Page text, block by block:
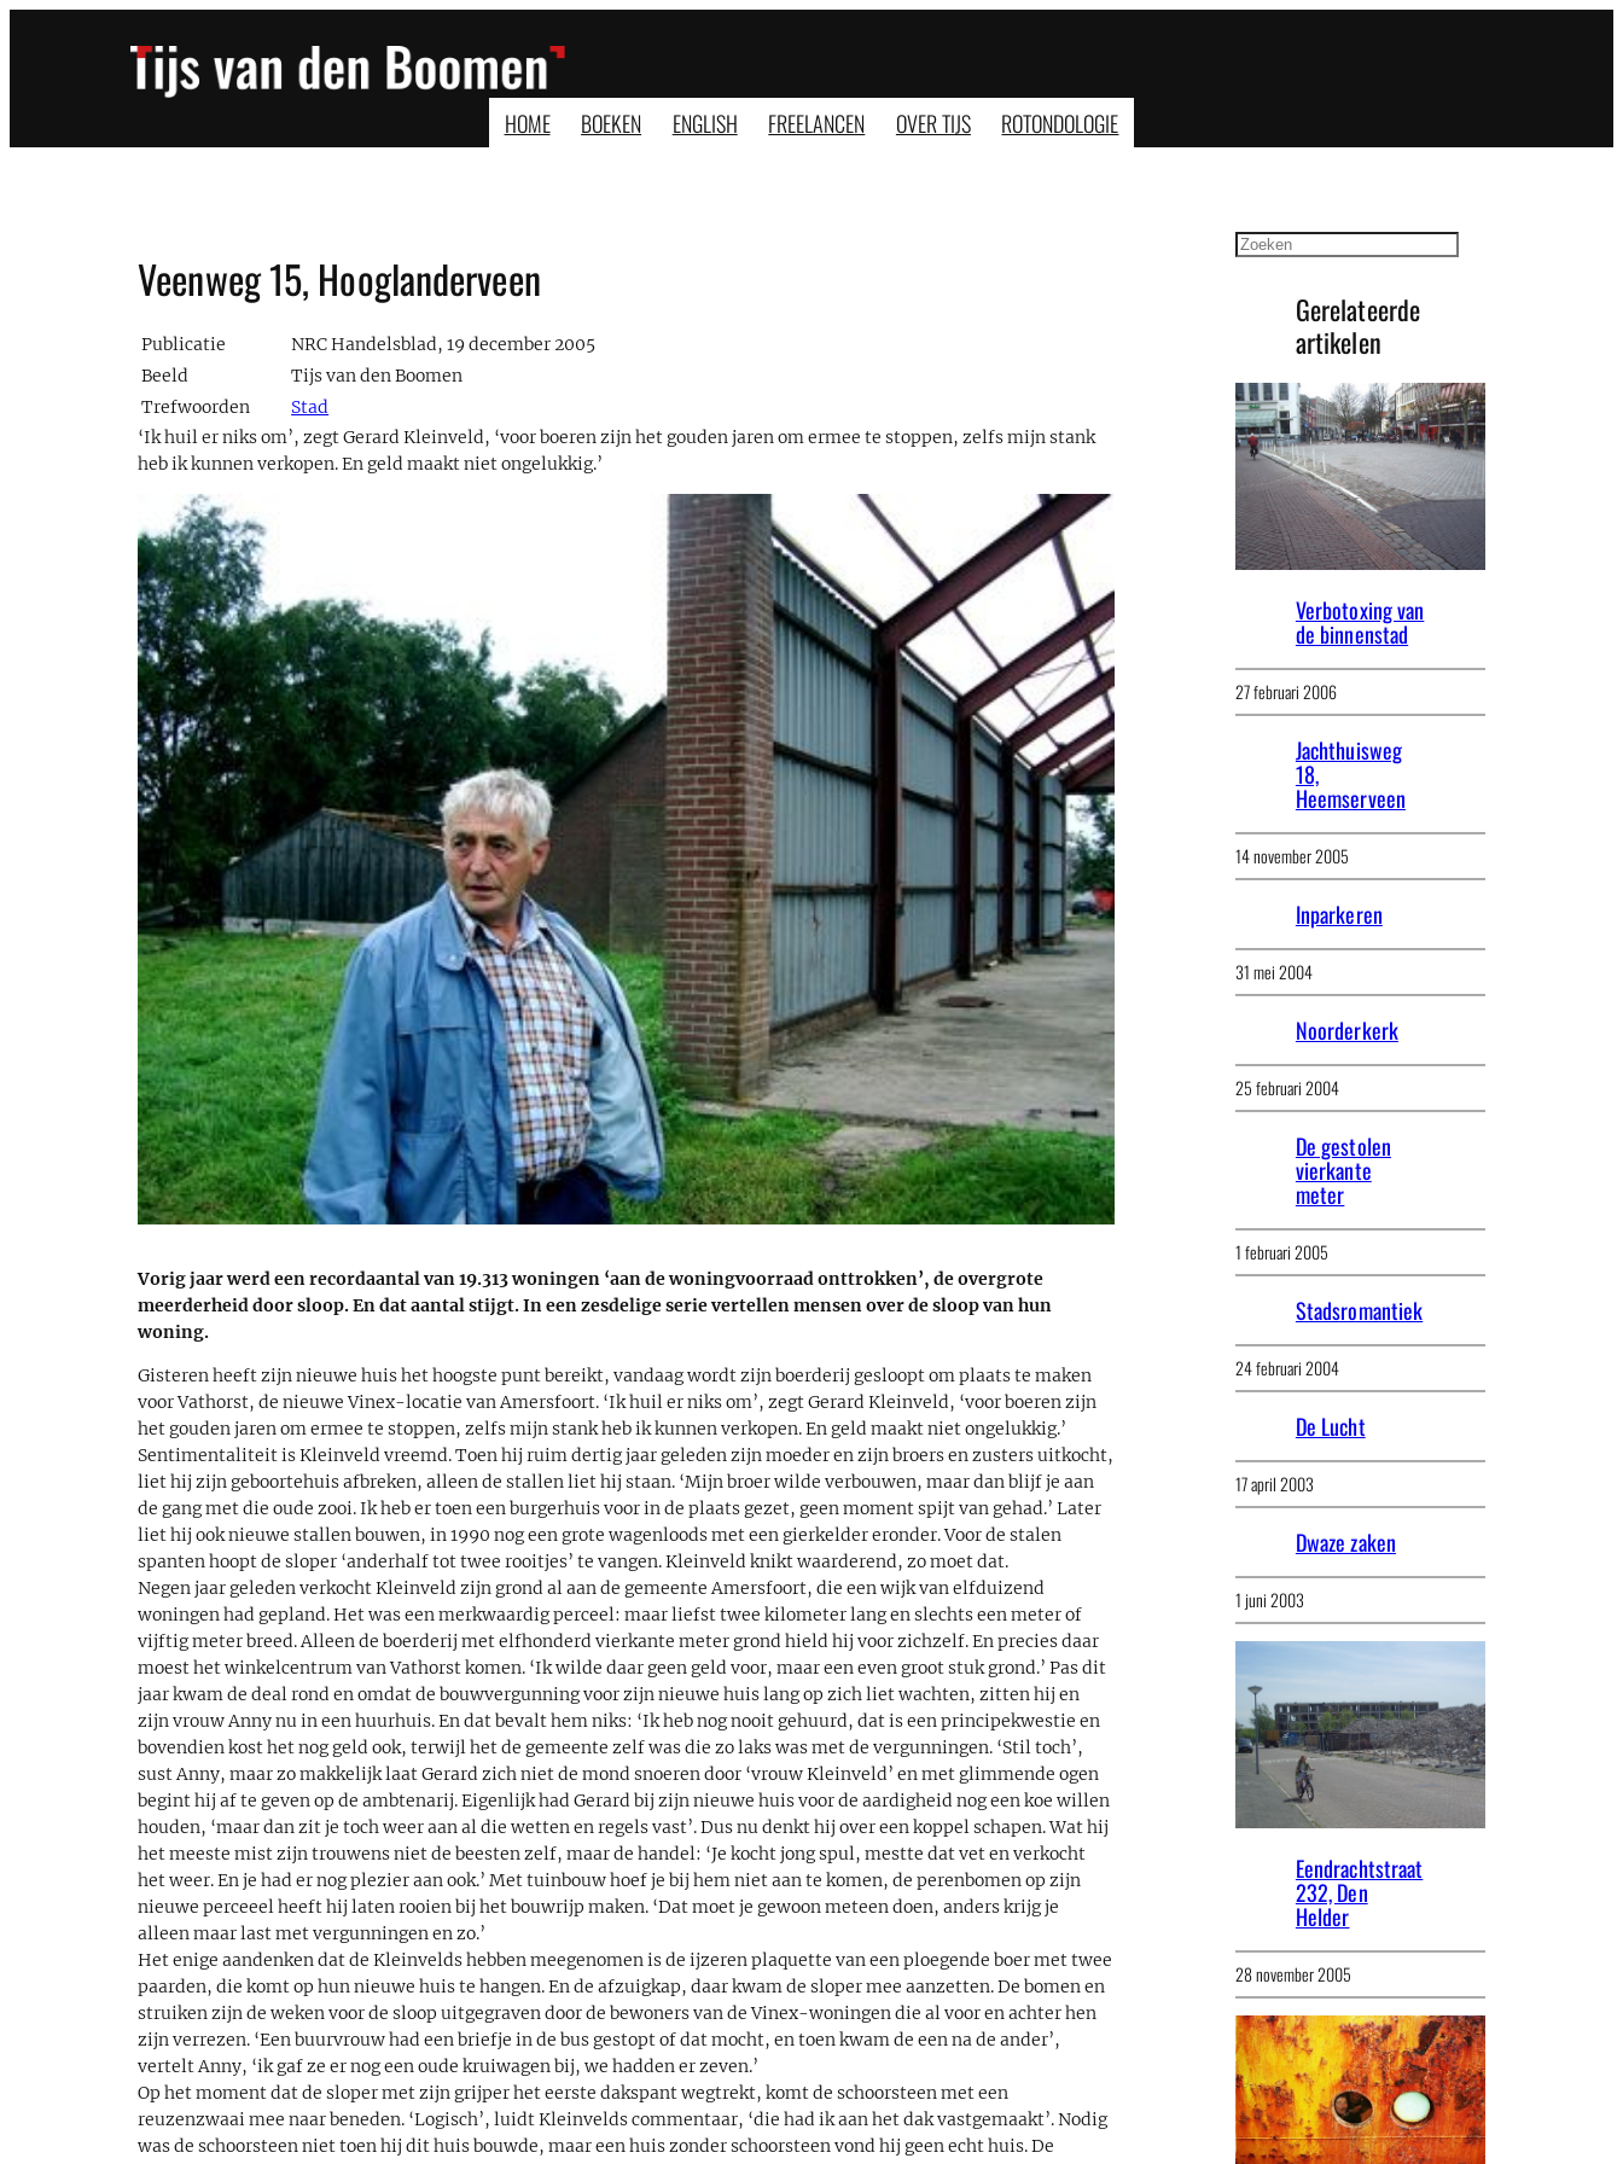
HOME BOEKEN ENGLISH FREELANCEN OVER TIJS ROTONDOLOGIE
Veenweg 15, Hooglanderveen
Publicatie
NRC Handelsblad, 19 december 2005
Beeld
Tijs van den Boomen
Trefwoorden
Stad
‘Ik huil er niks om’, zegt Gerard Kleinveld, ‘voor boeren zijn het gouden jaren om ermee te stoppen, zelfs mijn stank
heb ik kunnen verkopen. En geld maakt niet ongelukkig.’
Vorig jaar werd een recordaantal van 19.313 woningen ‘aan de woningvoorraad onttrokken’, de overgrote
meerderheid door sloop. En dat aantal stijgt. In een zesdelige serie vertellen mensen over de sloop van hun
woning.
Gisteren heeft zijn nieuwe huis het hoogste punt bereikt, vandaag wordt zijn boerderij gesloopt om plaats te maken
voor Vathorst, de nieuwe Vinex-locatie van Amersfoort. ‘Ik huil er niks om’, zegt Gerard Kleinveld, ‘voor boeren zijn
het gouden jaren om ermee te stoppen, zelfs mijn stank heb ik kunnen verkopen. En geld maakt niet ongelukkig.’
Sentimentaliteit is Kleinveld vreemd. Toen hij ruim dertig jaar geleden zijn moeder en zijn broers en zusters uitkocht,
liet hij zijn geboortehuis afbreken, alleen de stallen liet hij staan. ‘Mijn broer wilde verbouwen, maar dan blijf je aan
de gang met die oude zooi. Ik heb er toen een burgerhuis voor in de plaats gezet, geen moment spijt van gehad.’ Later
liet hij ook nieuwe stallen bouwen, in 1990 nog een grote wagenloods met een gierkelder eronder. Voor de stalen
spanten hoopt de sloper ‘anderhalf tot twee rooitjes’ te vangen. Kleinveld knikt waarderend, zo moet dat.
Negen jaar geleden verkocht Kleinveld zijn grond al aan de gemeente Amersfoort, die een wijk van elfduizend
woningen had gepland. Het was een merkwaardig perceel: maar liefst twee kilometer lang en slechts een meter of
vijftig meter breed. Alleen de boerderij met elfhonderd vierkante meter grond hield hij voor zichzelf. En precies daar
moest het winkelcentrum van Vathorst komen. ‘Ik wilde daar geen geld voor, maar een even groot stuk grond.’ Pas dit
jaar kwam de deal rond en omdat de bouwvergunning voor zijn nieuwe huis lang op zich liet wachten, zitten hij en
zijn vrouw Anny nu in een huurhuis. En dat bevalt hem niks: ‘Ik heb nog nooit gehuurd, dat is een principekwestie en
bovendien kost het nog geld ook, terwijl het de gemeente zelf was die zo laks was met de vergunningen. ‘Stil toch’,
sust Anny, maar zo makkelijk laat Gerard zich niet de mond snoeren door ‘vrouw Kleinveld’ en met glimmende ogen
begint hij af te geven op de ambtenarij. Eigenlijk had Gerard bij zijn nieuwe huis voor de aardigheid nog een koe willen
houden, ‘maar dan zit je toch weer aan al die wetten en regels vast’. Dus nu denkt hij over een koppel schapen. Wat hij
het meeste mist zijn trouwens niet de beesten zelf, maar de handel: ‘Je kocht jong spul, mestte dat vet en verkocht
het weer. En je had er nog plezier aan ook.’ Met tuinbouw hoef je bij hem niet aan te komen, de perenbomen op zijn
nieuwe perceeel heeft hij laten rooien bij het bouwrijp maken. ‘Dat moet je gewoon meteen doen, anders krijg je
alleen maar last met vergunningen en zo.’
Het enige aandenken dat de Kleinvelds hebben meegenomen is de ijzeren plaquette van een ploegende boer met twee
paarden, die komt op hun nieuwe huis te hangen. En de afzuigkap, daar kwam de sloper mee aanzetten. De bomen en
struiken zijn de weken voor de sloop uitgegraven door de bewoners van de Vinex-woningen die al voor en achter hen
zijn verrezen. ‘Een buurvrouw had een briefje in de bus gestopt of dat mocht, en toen kwam de een na de ander’,
vertelt Anny, ‘ik gaf ze er nog een oude kruiwagen bij, we hadden er zeven.’
Op het moment dat de sloper met zijn grijper het eerste dakspant wegtrekt, komt de schoorsteen met een
reuzenzwaai mee naar beneden. ‘Logisch’, luidt Kleinvelds commentaar, ‘die had ik aan het dak vastgemaakt’. Nodig
was de schoorsteen niet toen hij dit huis bouwde, maar een huis zonder schoorsteen vond hij geen echt huis. De
Zoeken
Gerelateerde
artikelen
Verbotoxing van
de binnenstad
27 februari 2006
Jachthuisweg
18,
Heemserveen
14 november 2005
Inparkeren
31 mei 2004
Noorderkerk
25 februari 2004
De gestolen
vierkante
meter
1 februari 2005
Stadsromantiek
24 februari 2004
De Lucht
17 april 2003
Dwaze zaken
1 juni 2003
Eendrachtstraat
232, Den
Helder
28 november 2005